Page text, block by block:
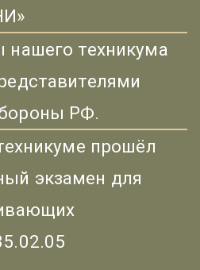
нашего техникума
РФ.
прошёл
экзамен для